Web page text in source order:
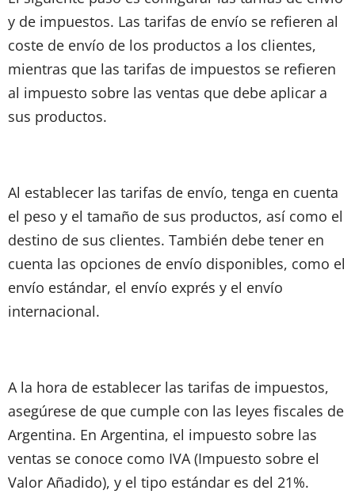
y de impuestos. Las tarifas de envío se refieren al
coste de envío de los productos a los clientes,
mientras que las tarifas de impuestos se refieren
al impuesto sobre las ventas que debe aplicar a
sus productos.
Al establecer las tarifas de envío, tenga en cuenta
el peso y el tamaño de sus productos, así como el
destino de sus clientes. También debe tener en
cuenta las opciones de envío disponibles, como el
envío estándar, el envío exprés y el envío
internacional.
A la hora de establecer las tarifas de impuestos,
asegúrese de que cumple con las leyes fiscales de
Argentina. En Argentina, el impuesto sobre las
ventas se conoce como IVA (Impuesto sobre el
Valor Añadido), y el tipo estándar es del 21%.